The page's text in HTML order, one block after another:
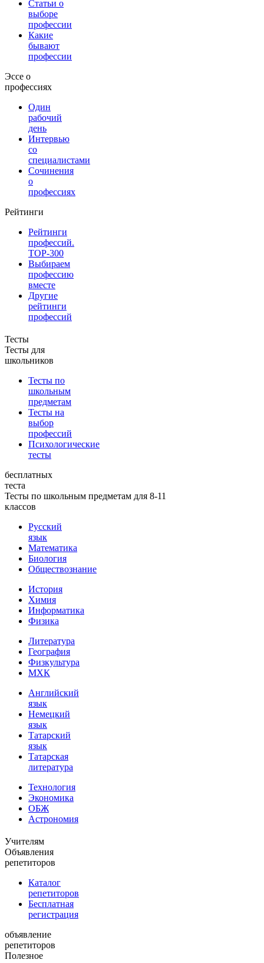
Статьи о
выборе
профессии
Какие
бывают
профессии
Эссе о
профессиях
Один
рабочий
день
Интервью
со
специалистами
Сочинения
о
профессиях
Рейтинги
Рейтинги
профессий.
TOP-300
Выбираем
профессию
вместе
Другие
рейтинги
профессий
Тесты
Тесты для
школьников
Тесты по
школьным
предметам
Тесты на
выбор
профессий
Психологические
тесты
бесплатных
теста
Тесты по школьным предметам для 8-11
классов
Русский
язык
Математика
Биология
Обществознание
История
Химия
Информатика
Физика
Литература
География
Физкультура
МХК
Английский
язык
Немецкий
язык
Татарский
язык
Татарская
литература
Технология
Экономика
ОБЖ
Астрономия
Учителям
Объявления
репетиторов
Каталог
репетиторов
Бесплатная
регистрация
объявление
репетиторов
Полезное